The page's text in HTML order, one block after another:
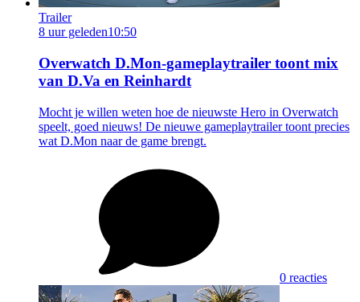
Trailer
8 uur geleden10:50
Overwatch D.Mon-gameplaytrailer toont mix
van D.Va en Reinhardt
Mocht je willen weten hoe de nieuwste Hero in Overwatch
speelt, goed nieuws! De nieuwe gameplaytrailer toont precies
wat D.Mon naar de game brengt.
0 reacties